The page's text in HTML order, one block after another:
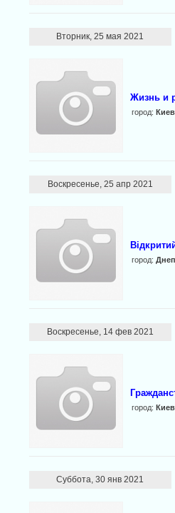
Вторник, 25 мая 2021
Жизнь и
город: Киев
Воскресенье, 25 апр 2021
город:
Воскресенье, 14 фев 2021
город: Киев
Суббота, 30 янв 2021